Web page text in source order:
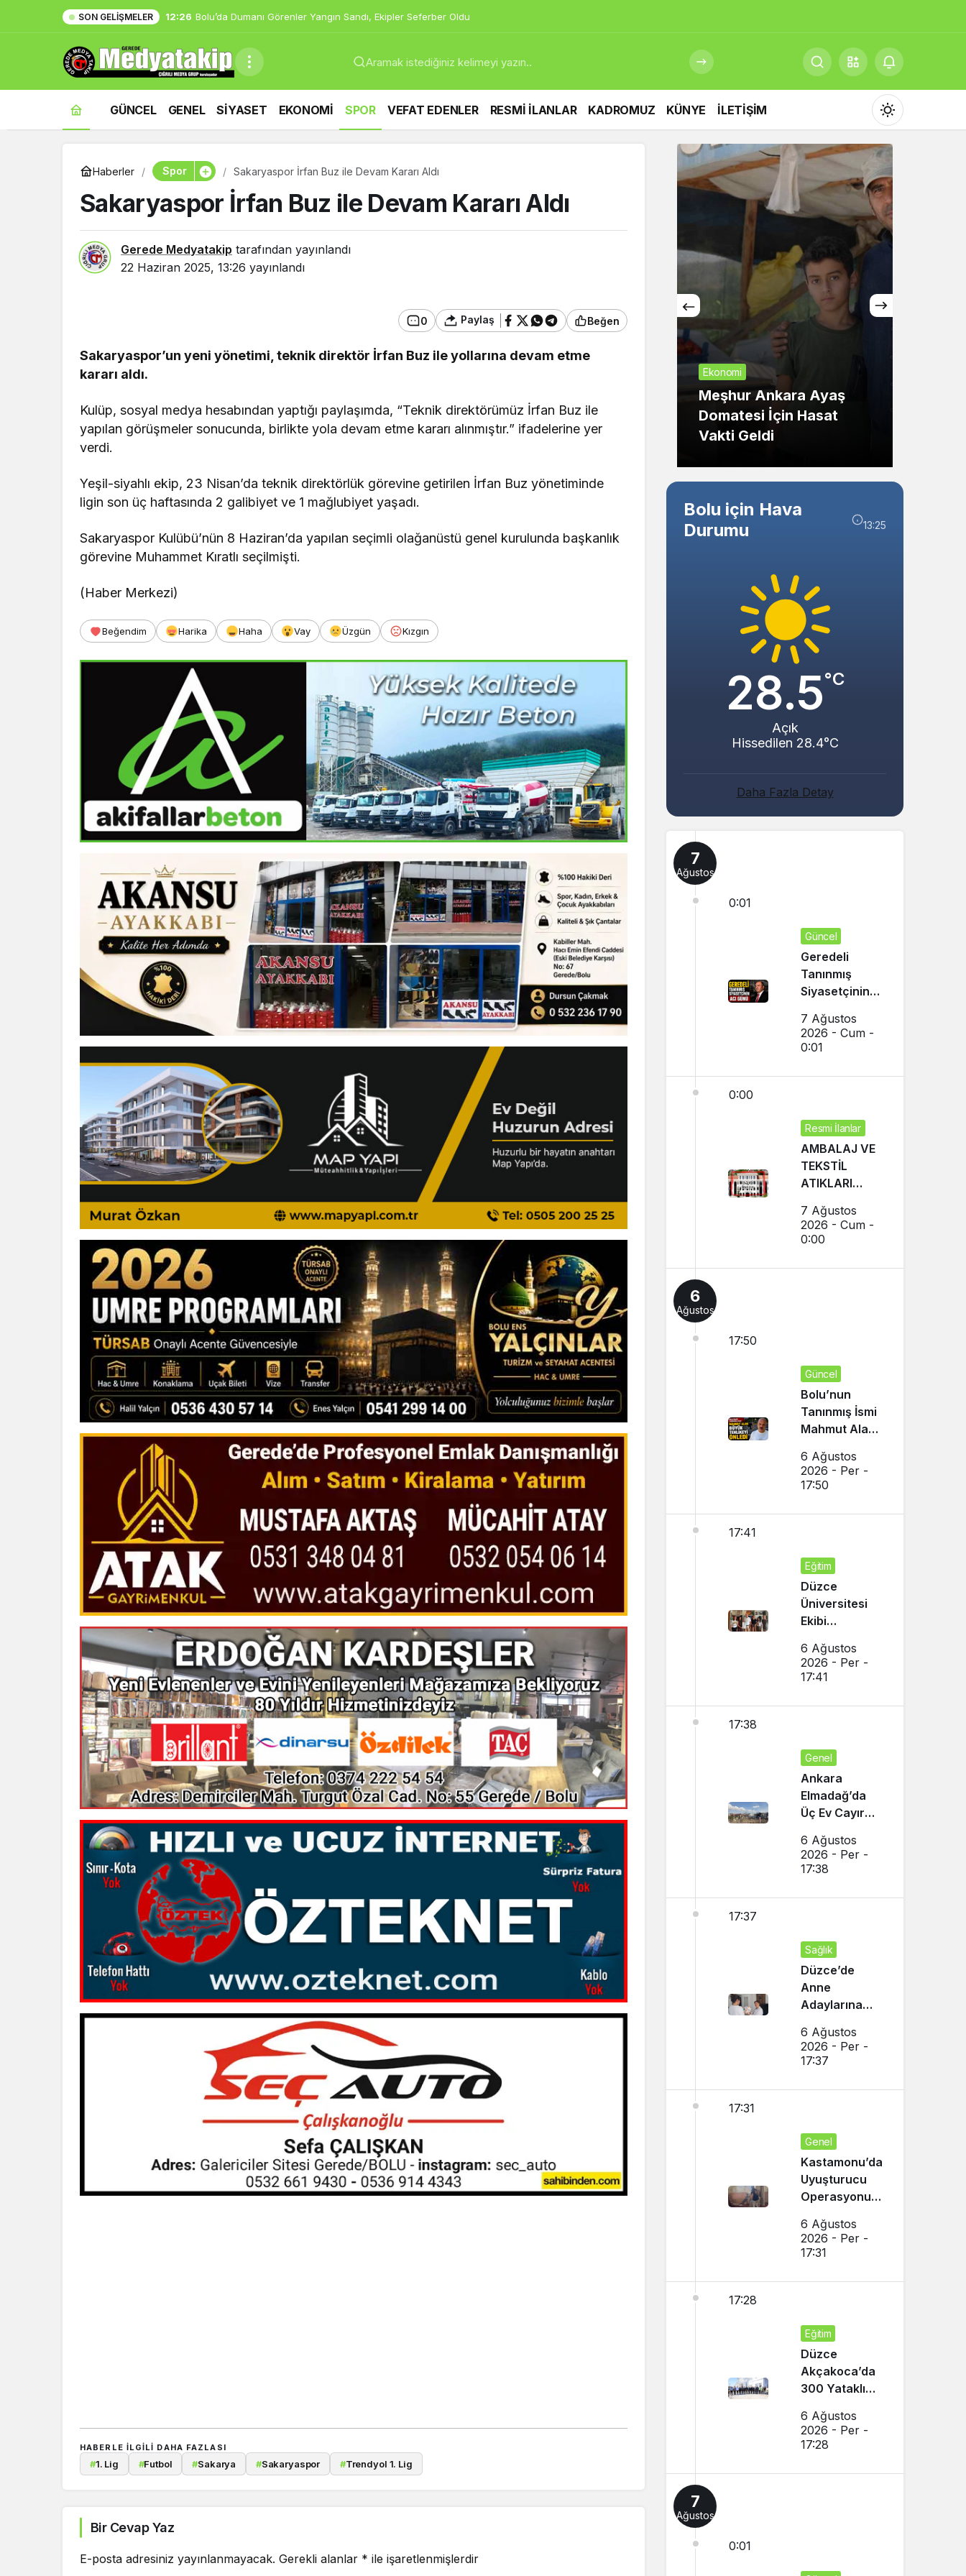
SON GELIŞMELER 12:04 Gerede’de EDEP Toplantısı Yapıldı
GÜNCEL GENEL SİYASET EKONOMİ SPOR VEFAT EDENLER RESMİ İLANLAR KADROMUZ KÜNYE İLETİŞİM
Mod
değiştir
Gündüz Modu
Gece Modu
Gece modunu seçin.
Sistem Modu
Sistem modunu seçin.
Haberler Spor Sakaryaspor İrfan Buz ile Devam Kararı Aldı
Sakaryaspor İrfan Buz ile Devam Kararı Aldı
Gerede Medyatakip tarafından yayınlandı
22 Haziran 2025, 13:26 yayınlandı
0 Paylaş Beğen
Sakaryaspor’un yeni yönetimi, teknik direktör İrfan Buz ile yollarına devam etme
kararı aldı.
Kulüp, sosyal medya hesabından yaptığı paylaşımda, “Teknik direktörümüz İrfan Buz ile
yapılan görüşmeler sonucunda, birlikte yola devam etme kararı alınmıştır.” ifadelerine yer
verdi.
Yeşil-siyahlı ekip, 23 Nisan’da teknik direktörlük görevine getirilen İrfan Buz yönetiminde
ligin son üç haftasında 2 galibiyet ve 1 mağlubiyet yaşadı.
Sakaryaspor Kulübü’nün 8 Haziran’da yapılan seçimli olağanüstü genel kurulunda başkanlık
görevine Muhammet Kıratlı seçilmişti.
(Haber Merkezi)
Beğendim Harika Haha Vay Üzgün Kızgın
HABERLE ILGILI DAHA FAZLASI
#1. Lig #Futbol #Sakarya #Sakaryaspor #Trendyol 1. Lig
Bir Cevap Yaz
E-posta adresiniz yayınlanmayacak. Gerekli alanlar * ile işaretlenmişlerdir
Yangın Sandı, Ekipler
Seferber Oldu
Gerede’de EDEP
Toplantısı Yapıldı
Ekonomi
Meşhur Ankara Ayaş
Domatesi İçin Hasat
Vakti Geldi
Bolu için Hava
Durumu
13:25
28.5°C
Açık
Hissedilen 28.4°C
Daha Fazla Detay
7
Ağustos
0:01
Güncel
Geredeli
Tanınmış
Siyasetçinin
7 Ağustos
2026 - Cum -
0:01
0:00
Resmi İlanlar
AMBALAJ VE
TEKSTİL
ATIKLARI
İHALELERİ
(GEREDE
7 Ağustos
2026 - Cum -
0:00
6
Ağustos
17:50
Güncel
Bolu’nun
Tanınmış İsmi
Mahmut Alan
Tehlikeyi
Önledi
6 Ağustos
2026 - Per -
17:50
17:41
Eğitim
Düzce
Üniversitesi
Ekibi
Ses Verdi
6 Ağustos
2026 - Per -
17:41
17:38
Genel
Ankara
Elmadağ’da
Üç Ev Cayır
6 Ağustos
2026 - Per -
17:38
17:37
Sağlık
Düzce’de
Anne
Adaylarına
Ziyaretleri
Yapılıyor
6 Ağustos
2026 - Per -
17:37
17:31
Genel
Kastamonu’da
Uyuşturucu
Operasyonu:
6 Ağustos
2026 - Per -
17:31
17:28
Eğitim
Düzce
Akçakoca’da
300 Yataklı
İnşaatı Devam
Ediyor
6 Ağustos
2026 - Per -
17:28
7
Ağustos
0:01